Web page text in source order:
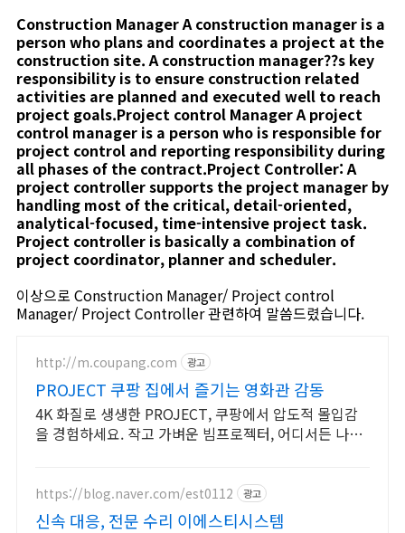
Construction Manager A construction manager is a
person who plans and coordinates a project at the
construction site. A construction manager??s key
responsibility is to ensure construction related
activities are planned and executed well to reach
project goals.Project control Manager A project
control manager is a person who is responsible for
project control and reporting responsibility during
all phases of the contract.Project Controller: A
project controller supports the project manager by
handling most of the critical, detail-oriented,
analytical-focused, time-intensive project task.
Project controller is basically a combination of
project coordinator, planner and scheduler.
이상으로 Construction Manager/ Project control
Manager/ Project Controller 관련하여 말씀드렸습니다.
http://m.coupang.com 광고
PROJECT 쿠팡 집에서 즐기는 영화관 감동
4K 화질로 생생한 PROJECT, 쿠팡에서 압도적 몰입감
을 경험하세요. 작고 가벼운 빔프로젝터, 어디서든 나만
https://blog.naver.com/est0112 광고
신속 대응, 전문 수리 이에스티시스템